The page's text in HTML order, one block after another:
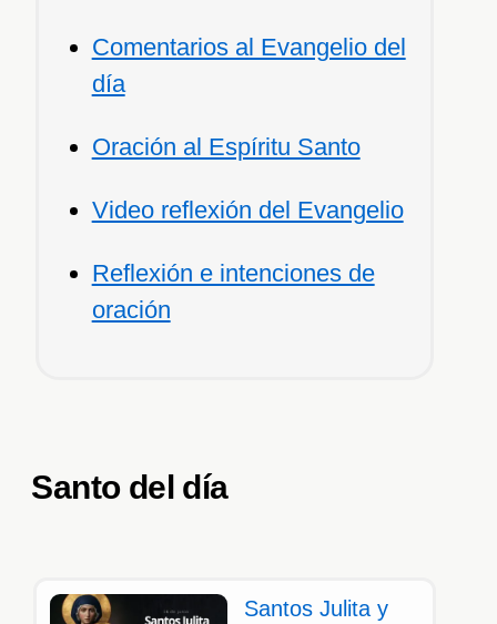
Comentarios al Evangelio del
día
Oración al Espíritu Santo
Video reflexión del Evangelio
Reflexión e intenciones de
oración
Santo del día
Santos Julita y